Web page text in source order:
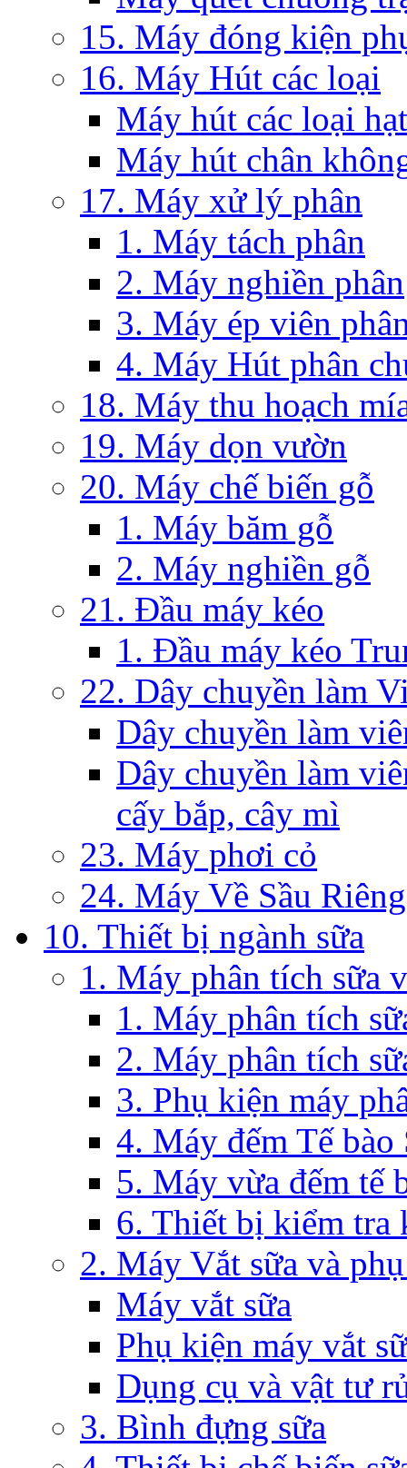
15. Máy đóng kiện
16. Máy Hút các loại
Máy hút các loại hạt
Máy hút chân
17. Máy xử lý phân
1. Máy tách phân
2. Máy nghiền phân
3. Máy ép viên
4. Máy Hút phân
18. Máy thu hoạch
19. Máy dọn vườn
20. Máy chế biến gỗ
1. Máy băm gỗ
2. Máy nghiền gỗ
21. Đầu máy kéo
1. Đầu máy kéo
22. Dây chuyền làm
Dây chuyền làm
Dây chuyền làm
cấy bắp, cây mì
23. Máy phơi cỏ
24. Máy Về Sầu Riêng
10. Thiết bị ngành sữa
1. Máy phân tích sữa
1. Máy phân tích
2. Máy phân tích
3. Phụ kiện máy
4. Máy đếm Tế bào
5. Máy vừa đếm tế
6. Thiết bị kiểm tra
2. Máy Vắt sữa và
Máy vắt sữa
Phụ kiện máy vắt
Dụng cụ và vật tư
3. Bình đựng sữa